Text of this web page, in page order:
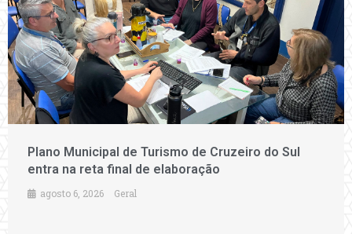
Plano Municipal de Turismo de Cruzeiro do Sul
entra na reta final de elaboração
agosto 6, 2026 Geral